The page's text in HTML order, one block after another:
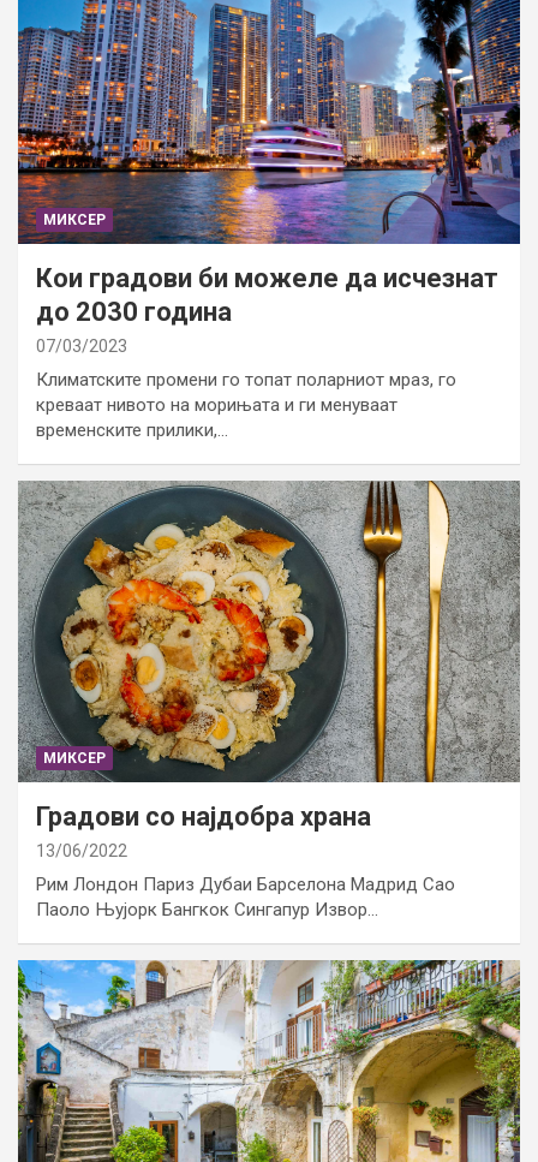
МИКСЕР
Кои градови би можеле да исчезнат
до 2030 година
07/03/2023
Климатските промени го топат поларниот мраз, го
креваат нивото на морињата и ги менуваат
временските прилики,…
МИКСЕР
Градови со најдобра храна
13/06/2022
Рим Лондон Париз Дубаи Барселона Мадрид Сао
Паоло Њујорк Бангкок Сингапур Извор…